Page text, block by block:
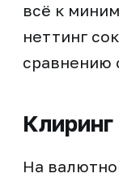
всё к
неттинг
сравнению
На